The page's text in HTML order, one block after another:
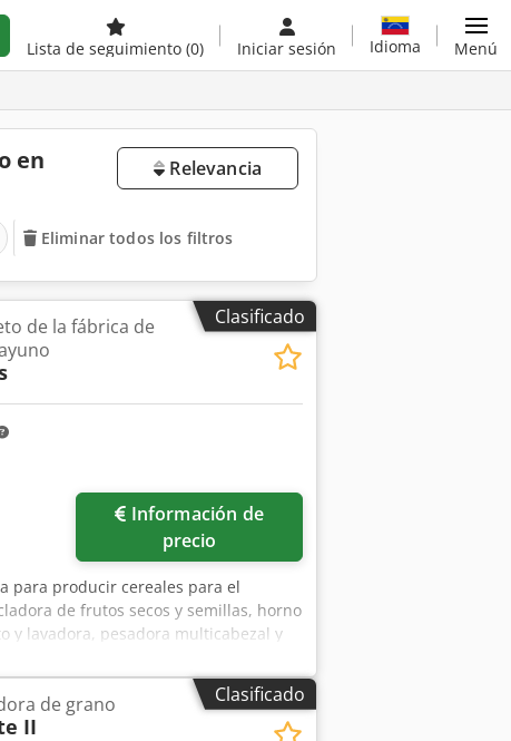
Lista de seguimiento (0) Iniciar sesión Idioma Menú
en
Relevancia
Eliminar todos los filtros
Clasificado
de la fábrica de
precio
para producir cereales para el
de frutos secos y semillas, horno
y lavadora, pesadora multicabezal y
automática. Cedpfeyzbktex
Clasificado
de grano
II